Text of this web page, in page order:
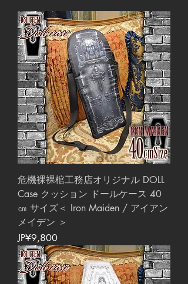
危機裸裸棺工務店オリジナル DOLL
Case クッション ドールケース 40
㎝ サイズ＜ Iron Maiden / アイアン
メイデン ＞
價格
JP¥9,800